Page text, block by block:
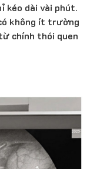
kéo dài vài phút.
không ít trường
chính thói quen